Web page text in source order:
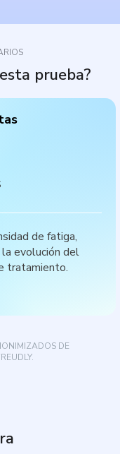
prueba?
de fatiga,
evolución del
tratamiento.
DE